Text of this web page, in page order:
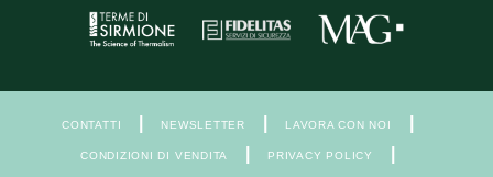
CONTATTI NEWSLETTER LAVORA CON NOI
CONDIZIONI DI VENDITA PRIVACY POLICY